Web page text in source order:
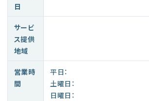
日
サービ
ス提供
地域
営業時
間
平日：
土曜日：
日曜日：